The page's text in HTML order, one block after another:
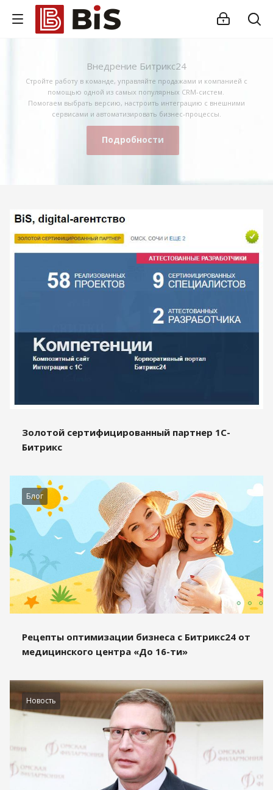
Внедрение Битрикс24
Стройте работу в команде, управляйте продажами и компанией с
помощью одной из самых популярных CRM-систем.
Помогаем выбрать версию, настроить интеграцию с внешними
сервисами и автоматизировать бизнес-процессы.
Подробности
Золотой сертифицированный партнер 1С-
Битрикс
Блог
Рецепты оптимизации бизнеса с Битрикс24 от
медицинского центра «До 16-ти»
Новость